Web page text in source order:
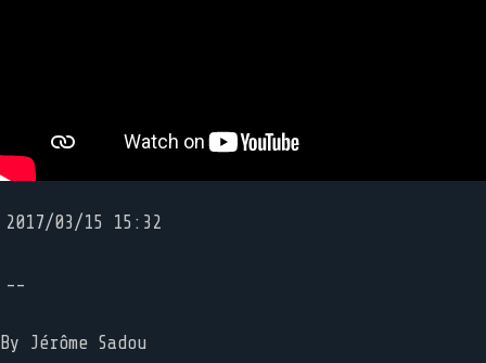
2017/03/15 15:32
--
By Jérôme Sadou